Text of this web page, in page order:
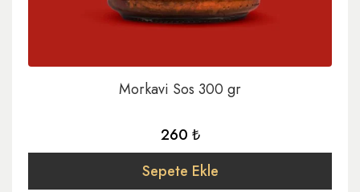
Morkavi Sos 300 gr
260 ₺
Sepete Ekle